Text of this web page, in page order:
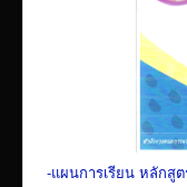
-แผนการเรียน หลักสู